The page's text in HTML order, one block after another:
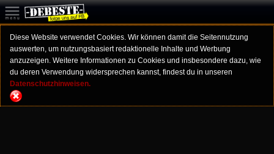
Diese Website verwendet Cookies. Wir können damit die Seitennutzung
auswerten, um nutzungsbasiert redaktionelle Inhalte und Werbung
anzuzeigen. Weitere Informationen zu Cookies und insbesondere dazu, wie
du deren Verwendung widersprechen kannst, findest du in unseren
Datenschutzhinweisen.